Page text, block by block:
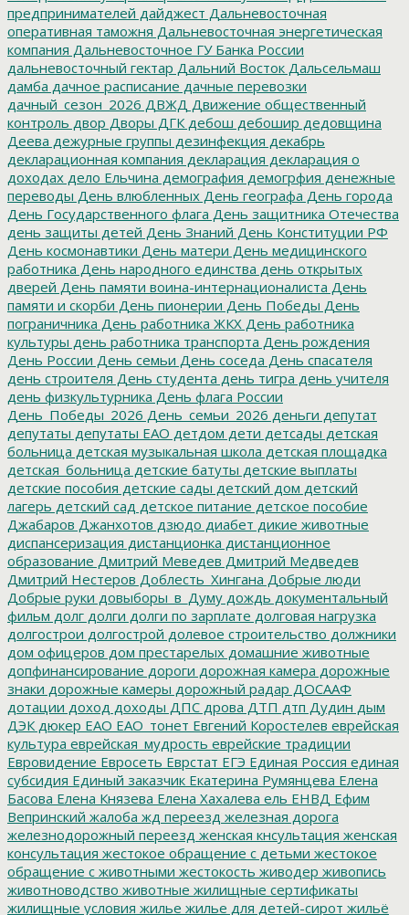
предпринимателей дайджест Дальневосточная
оперативная таможня Дальневосточная энергетическая
компания Дальневосточное ГУ Банка России
дальневосточный гектар Дальний Восток Дальсельмаш
дамба дачное расписание дачные перевозки
дачный_сезон_2026 ДВЖД Движение общественный
контроль двор Дворы ДГК дебош дебошир дедовщина
Деева дежурные группы дезинфекция декабрь
декларационная компания декларация декларация о
доходах дело Ельчина демография демогрфия денежные
переводы День влюбленных День географа День города
День Государственного флага День защитника Отечества
день защиты детей День Знаний День Конституции РФ
День космонавтики День матери День медицинского
работника День народного единства день открытых
дверей День памяти воина-интернационалиста День
памяти и скорби День пионерии День Победы День
пограничника День работника ЖКХ День работника
культуры день работника транспорта День рождения
День России День семьи День соседа День спасателя
день строителя День студента день тигра день учителя
день физкультурника День флага России
День_Победы_2026 День_семьи_2026 деньги депутат
депутаты депутаты ЕАО детдом дети детсады детская
больница детская музыкальная школа детская площадка
детская_больница детские батуты детские выплаты
детские пособия детские сады детский дом детский
лагерь детский сад детское питание детское пособие
Джабаров Джанхотов дзюдо диабет дикие животные
диспансеризация дистанционка дистанционное
образование Дмитрий Меведев Дмитрий Медведев
Дмитрий Нестеров Доблесть_Хингана Добрые люди
Добрые руки довыборы_в_Думу дождь документальный
фильм долг долги долги по зарплате долговая нагрузка
долгострои долгострой долевое строительство должники
дом офицеров дом престарелых домашние животные
допфинансирование дороги дорожная камера дорожные
знаки дорожные камеры дорожный радар ДОСААФ
дотации доход доходы ДПС дрова ДТП дтп Дудин дым
ДЭК дюкер ЕАО ЕАО_тонет Евгений Коростелев еврейская
культура еврейская_мудрость еврейские традиции
Евровидение Евросеть Еврстат ЕГЭ Единая Россия единая
субсидия Единый заказчик Екатерина Румянцева Елена
Басова Елена Князева Елена Хахалева ель ЕНВД Ефим
Вепринский жалоба жд переезд железная дорога
железнодорожный переезд женская кнсультация женская
консультация жестокое обращение с детьми жестокое
обращение с животными жестокость живодер живопись
животноводство животные жилищные сертификаты
жилищные условия жилье жилье для детей-сирот жильё